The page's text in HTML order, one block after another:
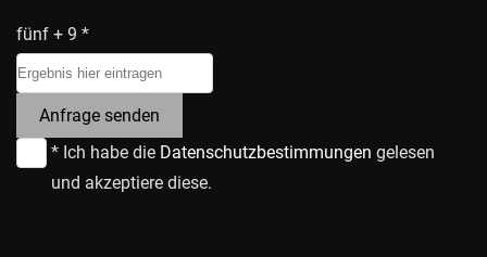
fünf + 9 *
Anfrage senden
* Ich habe die Datenschutzbestimmungen gelesen
und akzeptiere diese.